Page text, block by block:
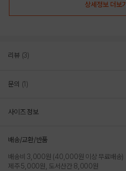
상세정보 더보기
리뷰 (3)
문의 (1)
사이즈 정보
배송/교환/반품
배송비 3,000원 (40,000원 이상 무료배송)
제주 5,000원, 도서산간 8,000원